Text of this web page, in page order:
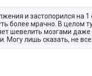
и застопорился на
более мрачно. В целом
шевелить мозгами
лишь сказать, не